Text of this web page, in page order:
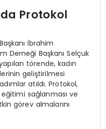
Protokol
İbrahim
Derneği Başkanı Selçuk
törende, kadın
geliştirilmesi
atıldı. Protokol,
sağlanması ve
görev almalarını